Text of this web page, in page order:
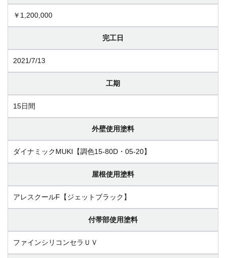
￥1,200,000
完工日
2021/7/13
工期
15日間
外壁使用塗料
ダイナミックMUKI【調色15-80D・05-20】
屋根使用塗料
アレスクールF【ジェットブラック】
付帯部使用塗料
ファインシリコンセラＵＶ